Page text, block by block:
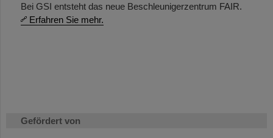
Bei GSI entsteht das neue Beschleunigerzentrum FAIR.
Erfahren Sie mehr.
Gefördert von